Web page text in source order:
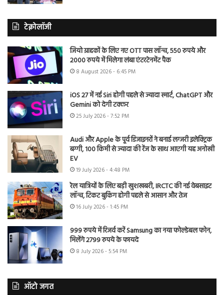
टेक्नोलॉजी
जियो ग्राहकों के लिए नए OTT पास लॉन्च, 550 रुपये और
2000 रुपये में मिलेगा लंबा एंटरटेनमेंट पैक
8 August 2026 - 6:45 PM
iOS 27 में नई Siri होगी पहले से ज्यादा स्मार्ट, ChatGPT और
Gemini को देगी टक्कर
25 July 2026 - 7:52 PM
Audi और Apple के पूर्व डिजाइनरों ने बनाई लग्जरी इलेक्ट्रिक
बग्गी, 100 किमी से ज्यादा की रेंज के साथ आएगी यह अनोखी
EV
19 July 2026 - 4:48 PM
रेल यात्रियों के लिए बड़ी खुशखबरी, IRCTC की नई वेबसाइट
लॉन्च, टिकट बुकिंग होगी पहले से आसान और तेज
16 July 2026 - 1:45 PM
999 रुपये में रिजर्व करें Samsung का नया फोल्डेबल फोन,
मिलेंगे 2799 रुपये के फायदे
8 July 2026 - 5:54 PM
ऑटो जगत